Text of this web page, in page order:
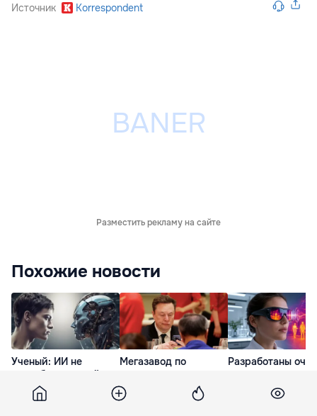
Источник Korrespondent
Разместить рекламу на сайте
Похожие новости
Ученый: ИИ не
способен превзойти
человека и опасен
именно этим
Мегазавод по
в Техасе обойдется
SpaceX в 16,8
Разработаны
зрение до
инфракрасного